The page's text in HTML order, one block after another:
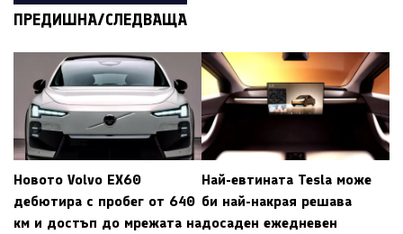
ПРЕДИШНА/СЛЕДВАЩА
Новото Volvo EX60
дебютира с пробег от 640
км и достъп до мрежата на
Най-евтината Tesla може
би най-накрая решава
досаден ежедневен